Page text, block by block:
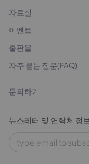
자료실
이벤트
출판물
자주 묻는 질문(FAQ)
문의하기
뉴스레터 및 연락처 정